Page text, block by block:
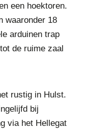
een hoektoren.
waaronder 18
arduinen trap
de ruime zaal
rustig in Hulst.
bij
via het Hellegat